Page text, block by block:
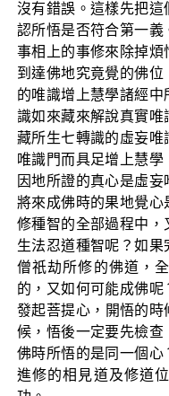
沒有錯誤。這樣先把
認所悟是否符合第一
事相上的事修來除掉
到達佛地究竟覺的佛
的唯識增上慧學諸經
識如來藏來解說真實
藏所生七轉識的虛妄
唯識門而具足增上慧
因地所證的真心是虛
將來成佛時的果地覺
修種智的全部過程中
生法忍道種智呢？如
僧祇劫所修的佛道，
的，又如何可能成佛
發起菩提心，開悟的
候，悟後一定要先檢
佛時所悟的是同一個
進修的相見道及修道